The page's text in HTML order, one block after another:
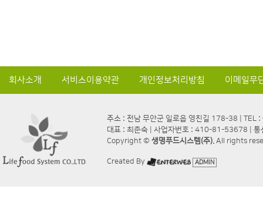
회사소개 서비스이용약관 개인정보처리방침 이메일무
주소 : 전남 무안군 일로읍 영친길 178-38 |
대표 : 최춘숙 | 사업자번호 : 410-81-53678 |
Copyright © 생명푸드시스템(주). All rights
Created By ADMIN